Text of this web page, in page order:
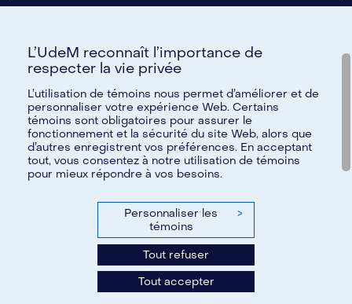
Lire notre FAQ
Paramètres des témoins
Besoin d'aide?
Pour toute question, nous vous invitons à communiquer avec
nous par courriel àreseau@umontreal.ca
N'hésitez pas également à consulter notre foire aux
Tous les renseignements fournis à l’Université de Montréal
demeurent confidentiels.
L’UdeM reconnaît l’importance de
respecter la vie privée
L’utilisation de témoins nous permet d’améliorer et de
personnaliser votre expérience Web. Certains
témoins sont obligatoires pour assurer le
fonctionnement et la sécurité du site Web, alors que
d’autres enregistrent vos préférences. En acceptant
tout, vous consentez à notre utilisation de témoins
pour mieux répondre à vos besoins.
Personnaliser les
témoins
>
Tout refuser
Tout accepter